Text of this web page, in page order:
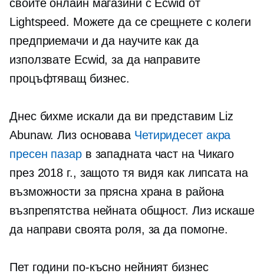
своите онлайн магазини с Ecwid от
Lightspeed. Можете да се срещнете с колеги
предприемачи и да научите как да
използвате Ecwid, за да направите
процъфтяващ бизнес.
Днес бихме искали да ви представим Liz
Abunaw. Лиз основава Четиридесет акра
пресен пазарв западната част на Чикаго
през 2018 г., защото тя видя как липсата на
възможности за прясна храна в района
възпрепятства нейната общност. Лиз искаше
да направи своята роля, за да помогне.
Пет години по-късно нейният бизнес